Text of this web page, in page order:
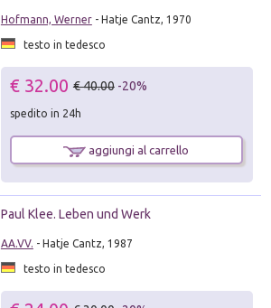
Hofmann, Werner- Hatje Cantz, 1970
testo in tedesco
€ 32.00 € 40.00 -20%
spedito in 24h
aggiungi al carrello
Paul Klee. Leben und Werk
AA.VV. - Hatje Cantz, 1987
testo in tedesco